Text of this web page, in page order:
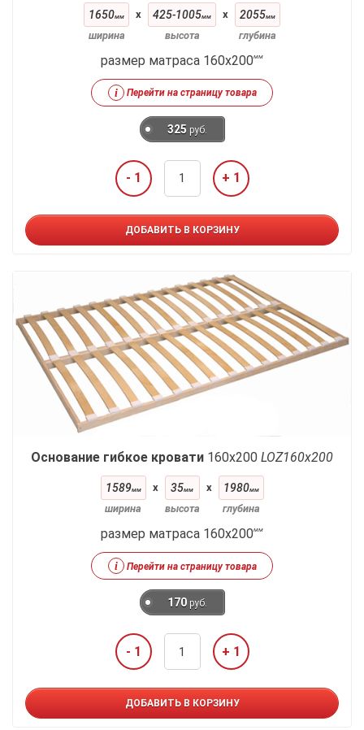
1650мм
ширина
x 425-1005мм
высота
x 2055мм
глубина
размер матраса 160x200мм
i Перейти на страницу товара
325 руб.
- 1 + 1
ДОБАВИТЬ В КОРЗИНУ
Основание гибкое кровати 160x200 LOZ160х200
1589мм
ширина
x 35мм
высота
x 1980мм
глубина
размер матраса 160x200мм
i Перейти на страницу товара
170 руб.
- 1 + 1
ДОБАВИТЬ В КОРЗИНУ